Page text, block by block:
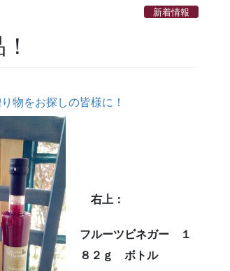
新着情報
物をお探しの皆様に！
右上：
フルーツビネガー
１
８２ｇ ボトル